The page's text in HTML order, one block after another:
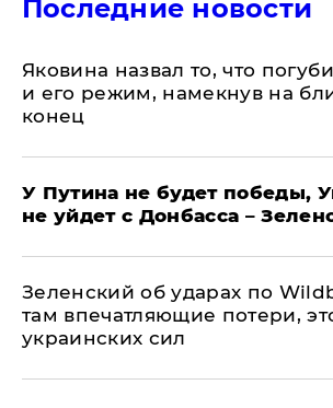
Последние новости
Яковина назвал то, что
и его режим, намекнув на
конец
У Путина не будет победы,
не уйдет с Донбасса –
Зеленский об ударах по
там впечатляющие потери,
украинских сил